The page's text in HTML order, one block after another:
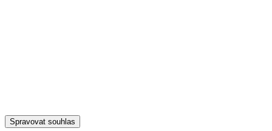
Spravovat souhlas